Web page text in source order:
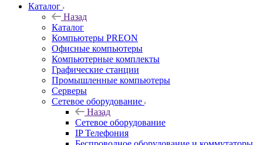
Каталог
Назад
Каталог
Компьютеры PREON
Офисные компьютеры
Компьютерные комплекты
Графические станции
Промышленные компьютеры
Серверы
Сетевое оборудование
Назад
Сетевое оборудование
IP Телефония